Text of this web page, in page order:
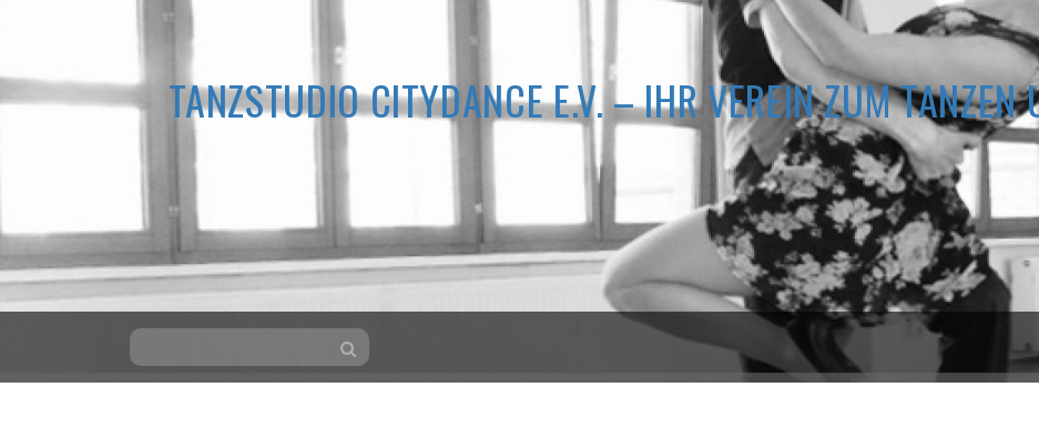
TANZSTUDIO CITYDANCE E.V. – IHR VEREIN ZUM TANZEN